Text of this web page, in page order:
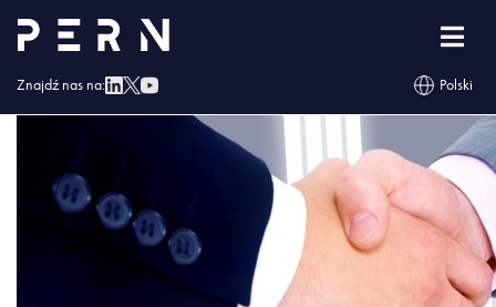
Znajdź nas na: Polski
wlasnosc_pern-750×350